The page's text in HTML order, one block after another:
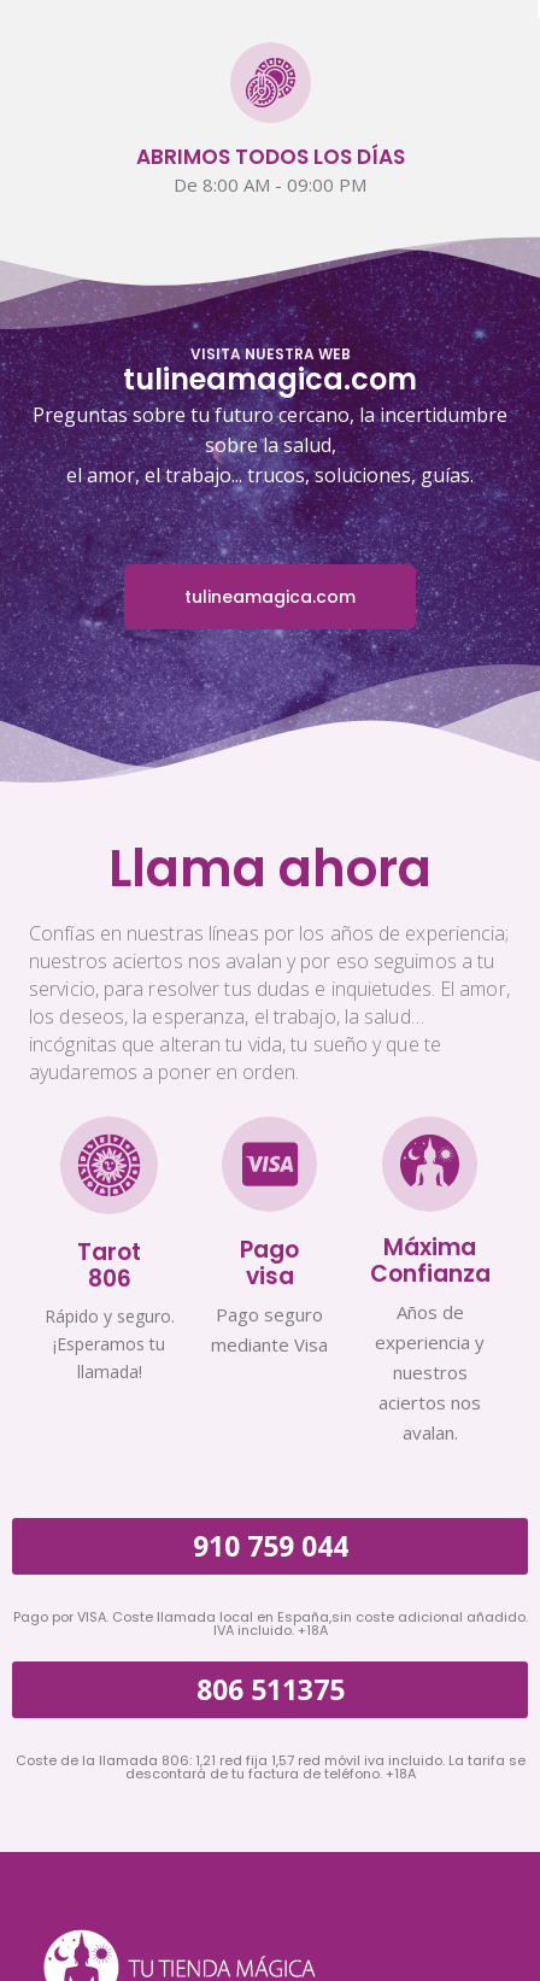
ABRIMOS TODOS LOS DÍAS
De 8:00 AM - 09:00 PM
VISITA NUESTRA WEB
tulineamagica.com
Preguntas sobre tu futuro cercano, la incertidumbre
sobre la salud,
el amor, el trabajo... trucos, soluciones, guías.
tulineamagica.com
Llama ahora
Confías en nuestras líneas por los años de experiencia;
nuestros aciertos nos avalan y por eso seguimos a tu
servicio, para resolver tus dudas e inquietudes. El amor,
los deseos, la esperanza, el trabajo, la salud…
incógnitas que alteran tu vida, tu sueño y que te
ayudaremos a poner en orden.
Tarot
806
Rápido y seguro.
¡Esperamos tu
llamada!
Pago
visa
Pago seguro
mediante Visa
Máxima
Confianza
Años de
experiencia y
nuestros
aciertos nos
avalan.
910 759 044
Pago por VISA. Coste llamada local en España,sin coste adicional añadido.
IVA incluido. +18A
806 511375
Coste de la llamada 806: 1,21 red fija 1,57 red móvil iva incluido. La tarifa se
descontará de tu factura de teléfono. +18A